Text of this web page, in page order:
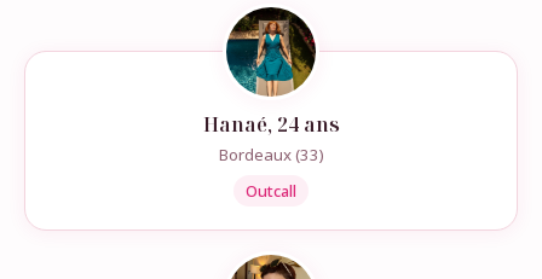
Hanaé, 24 ans
Bordeaux (33)
Outcall